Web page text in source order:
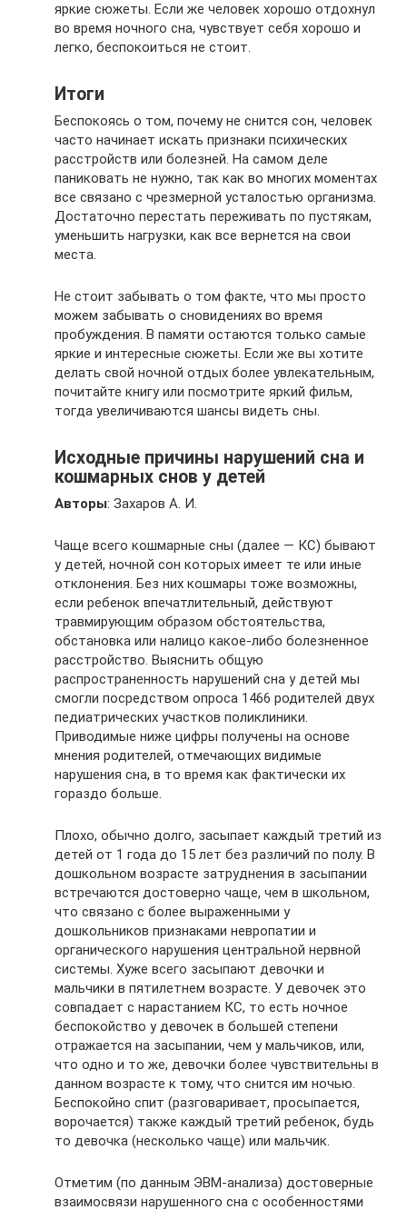
яркие сюжеты. Если же человек хорошо отдохнул
во время ночного сна, чувствует себя хорошо и
легко, беспокоиться не стоит.
Итоги
Беспокоясь о том, почему не снится сон, человек
часто начинает искать признаки психических
расстройств или болезней. На самом деле
паниковать не нужно, так как во многих моментах
все связано с чрезмерной усталостью организма.
Достаточно перестать переживать по пустякам,
уменьшить нагрузки, как все вернется на свои
места.
Не стоит забывать о том факте, что мы просто
можем забывать о сновидениях во время
пробуждения. В памяти остаются только самые
яркие и интересные сюжеты. Если же вы хотите
делать свой ночной отдых более увлекательным,
почитайте книгу или посмотрите яркий фильм,
тогда увеличиваются шансы видеть сны.
Исходные причины нарушений сна и
кошмарных снов у детей
Авторы: Захаров А. И.
Чаще всего кошмарные сны (далее — КС) бывают
у детей, ночной сон которых имеет те или иные
отклонения. Без них кошмары тоже возможны,
если ребенок впечатлительный, действуют
травмирующим образом обстоятельства,
обстановка или налицо какое-либо болезненное
расстройство. Выяснить общую
распространенность нарушений сна у детей мы
смогли посредством опроса 1466 родителей двух
педиатрических участков поликлиники.
Приводимые ниже цифры получены на основе
мнения родителей, отмечающих видимые
нарушения сна, в то время как фактически их
гораздо больше.
Плохо, обычно долго, засыпает каждый третий из
детей от 1 года до 15 лет без различий по полу. В
дошкольном возрасте затруднения в засыпании
встречаются достоверно чаще, чем в школьном,
что связано с более выраженными у
дошкольников признаками невропатии и
органического нарушения центральной нервной
системы. Хуже всего засыпают девочки и
мальчики в пятилетнем возрасте. У девочек это
совпадает с нарастанием КС, то есть ночное
беспокойство у девочек в большей степени
отражается на засыпании, чем у мальчиков, или,
что одно и то же, девочки более чувствительны в
данном возрасте к тому, что снится им ночью.
Беспокойно спит (разговаривает, просыпается,
ворочается) также каждый третий ребенок, будь
то девочка (несколько чаще) или мальчик.
Отметим (по данным ЭВМ-анализа) достоверные
взаимосвязи нарушенного сна с особенностями